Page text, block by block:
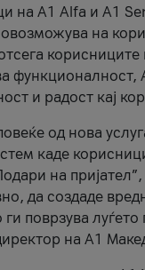
на А1 Alfa и A1
на
и радост кај
од нова
каде
на
да создаде
поврзува
на А1